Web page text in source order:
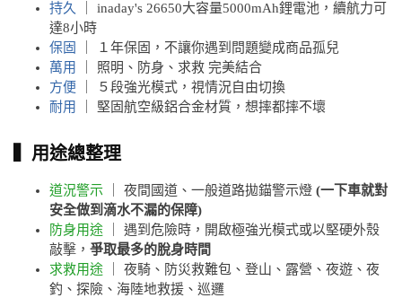
持久
｜ inaday's 26650大容量5000mAh鋰電池，續航力可
達8小時
保固
｜ １年保固，不讓你遇到問題變成商品孤兒
萬用
｜ 照明、防身、求救 完美結合
方便
｜ ５段強光模式，視情況自由切換
耐用
｜ 堅固航空級鋁合金材質，想摔都摔不壞
▍用途總整理
道況警示 ｜ 夜間國道、一般道路拋錨警示燈 (一下車就對
安全做到滴水不漏的保障)
防身用途 ｜ 遇到危險時，開啟極強光模式或以堅硬外殼
敲擊， 爭取最多的脫身時間
求救用途
｜ 夜騎、防災救難包、登山、露營、夜遊、夜
釣、探險、海陸地救援、巡邏